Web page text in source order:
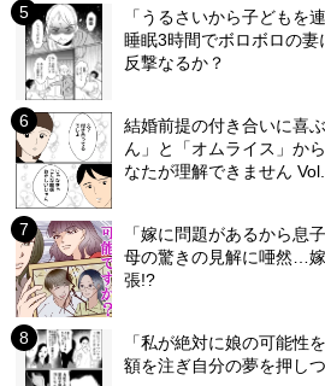
「うるさいから子どもを
睡眠3時間でボロボロの
反撃なるか？
結婚前提の付き合いに喜
ん」と「オムライス」か
なたが理解できません
「嫁に問題があるから息
母の驚きの見解に唖然…
張!?
「私が絶対に娘の可能性
額を注ぎ自分の夢を押し